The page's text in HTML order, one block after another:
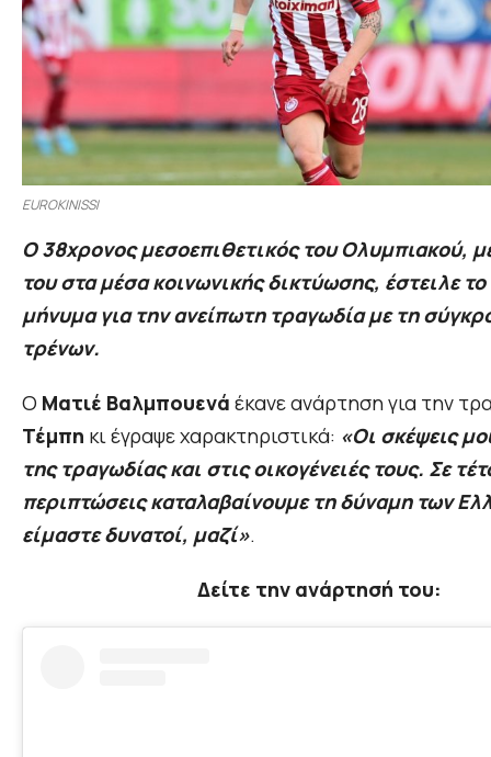
EUROKINISSI
Ο 38χρονος μεσοεπιθετικός του Ολυμπιακού,
του στα μέσα κοινωνικής δικτύωσης, έστειλε το
μήνυμα για την ανείπωτη τραγωδία με τη
τρένων.
Ο Ματιέ Βαλμπουενά έκανε ανάρτηση για την
Τέμπη κι έγραψε χαρακτηριστικά: «Οι σκέψεις
της τραγωδίας και στις οικογένειές τους. Σε
περιπτώσεις καταλαβαίνουμε τη δύναμη των
είμαστε δυνατοί, μαζί».
Δείτε την ανάρτησή του: